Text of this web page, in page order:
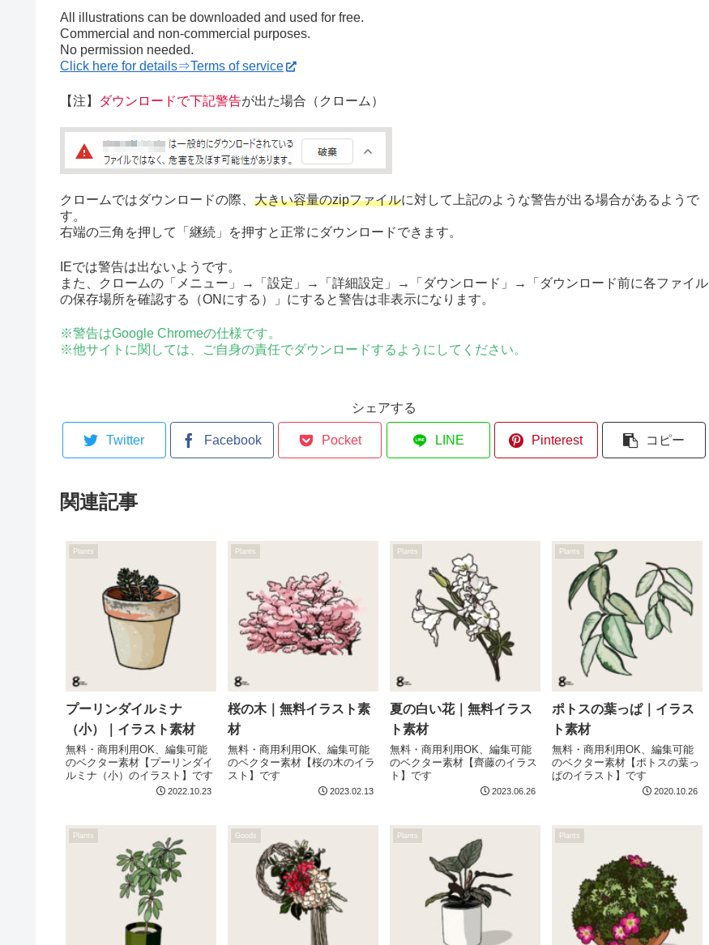
All illustrations can be downloaded and used for free.
Commercial and non-commercial purposes.
No permission needed.
Click here for details⇒Terms of service
【注】 ダウンロードで下記警告が出た場合（クローム）
クロームではダウンロードの際、 大きい容量のzipファイルに対して上記のような警告が出る場合があるようで
す。
右端の三角を押して「継続」を押すと正常にダウンロードできます。
IEでは警告は出ないようです。
また、クロームの「メニュー」→「設定」→「詳細設定」→「ダウンロード」→「ダウンロード前に各ファイル
の保存場所を確認する（ONにする）」にすると警告は非表示になります。
※警告はGoogle Chromeの仕様です。
※他サイトに関しては、ご自身の責任でダウンロードするようにしてください。
シェアする
Twitter Facebook Pocket LINE Pinterest コピー
関連記事
Plants
プーリンダイルミナ
（小）｜イラスト素材
無料・商用利用OK、編集可能
のベクター素材【プーリンダイ
ルミナ（小）のイラスト】です
2022.10.23
Plants
桜の木｜無料イラスト素
材
無料・商用利用OK、編集可能
のベクター素材【桜の木のイラ
スト】です
2023.02.13
Plants
夏の白い花｜無料イラス
ト素材
無料・商用利用OK、編集可能
のベクター素材【齊藤のイラス
ト】です
2023.06.26
Plants
ポトスの葉っぱ｜イラス
ト素材
無料・商用利用OK、編集可能
のベクター素材【ポトスの葉っ
ぱのイラスト】です
2020.10.26
Plants Goods Plants Plants